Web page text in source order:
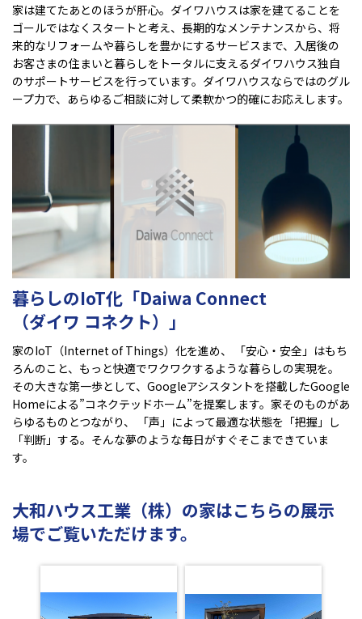
家は建てたあとのほうが肝心。ダイワハウスは家を建てることを
ゴールではなくスタートと考え、長期的なメンテナンスから、将
来的なリフォームや暮らしを豊かにするサービスまで、入居後の
お客さまの住まいと暮らしをトータルに支えるダイワハウス独自
のサポートサービスを行っています。ダイワハウスならではのグル
ープ力で、あらゆるご相談に対して柔軟かつ的確にお応えします。
暮らしのIoT化「Daiwa Connect
（ダイワ コネクト）」
家のIoT（Internet of Things）化を進め、 「安心・安全」はもち
ろんのこと、もっと快適でワクワクするような暮らしの実現を。
その大きな第一歩として、Googleアシスタントを搭載したGoogle
Homeによる”コネクテッドホーム”を提案します。家そのものがあ
らゆるものとつながり、 「声」によって最適な状態を「把握」し
「判断」する。そんな夢のような毎日がすぐそこまできていま
す。
大和ハウス工業（株）の家はこちらの展示
場でご覧いただけます。